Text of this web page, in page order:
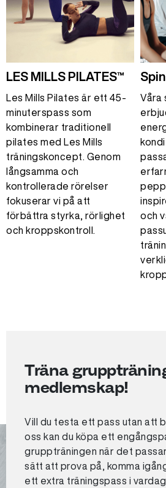
LES MILLS PILATES™
Les Mills Pilates är ett 45-
minuterspass som
kombinerar traditionell
pilates med Les Mills
träningskoncept. Genom
långsamma och
kontrollerade rörelser
fokuserar vi på att
förbättra styrka, rörlighet
och kroppskontroll.
Våra
och
Träna
medlemskap!
Vill du testa ett pass utan att
oss kan du köpa ett
gruppträningen när det
sätt att prova på, komma
ett extra träningspass i